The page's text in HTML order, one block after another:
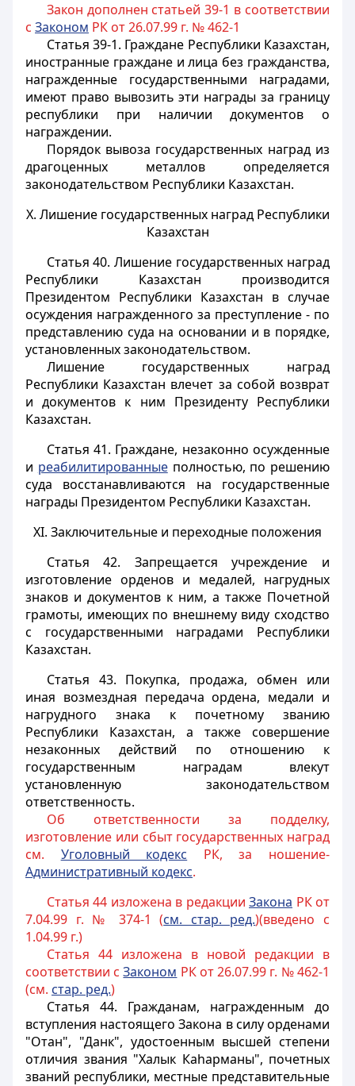
Закон дополнен статьей 39-1 в соответствии
с Законом РК от 26.07.99 г. № 462-1
Статья 39-1. Граждане Республики Казахстан,
иностранные граждане и лица без гражданства,
награжденные государственными наградами,
имеют право вывозить эти награды за границу
республики при наличии документов о
награждении.
Порядок вывоза государственных наград из
драгоценных металлов определяется
законодательством Республики Казахстан.
X. Лишение государственных наград Республики
Казахстан
Статья 40. Лишение государственных наград
Республики Казахстан производится
Президентом Республики Казахстан в случае
осуждения награжденного за преступление - по
представлению суда на основании и в порядке,
установленных законодательством.
Лишение государственных наград
Республики Казахстан влечет за собой возврат
и документов к ним Президенту Республики
Казахстан.
Статья 41. Граждане, незаконно осужденные
и реабилитированныеполностью, по решению
суда восстанавливаются на государственные
награды Президентом Республики Казахстан.
XI. Заключительные и переходные положения
Статья 42. Запрещается учреждение и
изготовление орденов и медалей, нагрудных
знаков и документов к ним, а также Почетной
грамоты, имеющих по внешнему виду сходство
с государственными наградами Республики
Казахстан.
Статья 43. Покупка, продажа, обмен или
иная возмездная передача ордена, медали и
нагрудного знака к почетному званию
Республики Казахстан, а также совершение
незаконных действий по отношению к
государственным наградам влекут
установленную законодательством
ответственность.
Об ответственности за подделку,
изготовление или сбыт государственных наград
см. Уголовный кодекс РК, за ношение-
Административный кодекс.
Статья 44 изложена в редакцииЗакона РК от
7.04.99 г. № 374-1 (см. стар. ред.)(введено с
1.04.99 г.)
Статья 44 изложена в новой редакции в
соответствии сЗаконом РК от 26.07.99 г. № 462-1
(см. стар. ред.)
Статья 44. Гражданам, награжденным до
вступления настоящего Закона в силу орденами
"Отан", "Данк", удостоенным высшей степени
отличия звания "Халык Каhарманы", почетных
званий республики, местные представительные